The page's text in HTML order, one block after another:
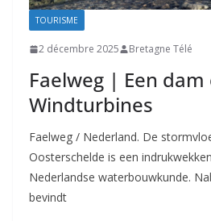
TOURISME
2 décembre 2025 Bretagne Télé
Faelweg | Een dam
Windturbines
Faelweg / Nederland. De
Oosterschelde is een
Nederlandse waterbouwkunde.
bevindt